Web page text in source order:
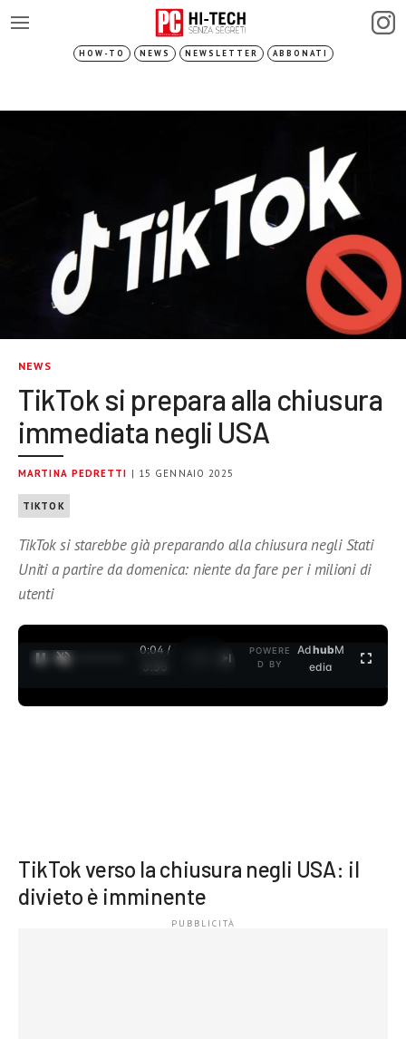
HOW-TO NEWS NEWSLETTER ABBONATI
NEWS
TikTok si prepara alla chiusura
immediata negli USA
MARTINA PEDRETTI | 15 GENNAIO 2025
TIKTOK
TikTok si starebbe già preparando alla chiusura negli Stati
Uniti a partire da domenica: niente da fare per i milioni di
utenti
0:04 /
3:35
POWERE
D BY
AdhubM
edia
TikTok verso la chiusura negli USA: il
divieto è imminente